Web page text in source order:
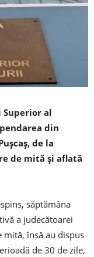
al
din
de la
de mită şi aflată
săptămâna
a judecătoarei
mită, însă au dispus
de 30 de zile,